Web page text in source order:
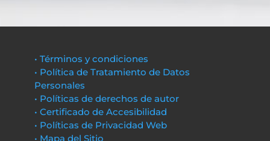
• Términos y condiciones
• Política de Tratamiento de Datos
Personales
• Políticas de derechos de autor
• Certificado de Accesibilidad
• Políticas de Privacidad Web
• Mapa del Sitio